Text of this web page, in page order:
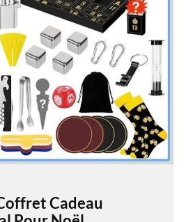
Cadeau